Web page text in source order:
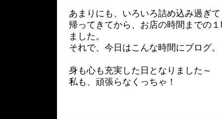
あまりにも、いろいろ詰め込み過ぎ
帰ってきてから、お店の時間までの
ました。
それで、今日はこんな時間にブログ。
身も心も充実した日となりました～
私も、頑張らなくっちゃ！